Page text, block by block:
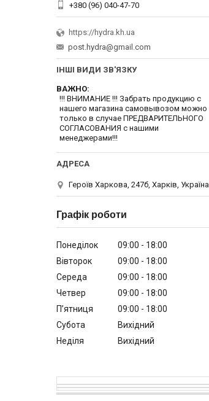
+380 (96) 040-47-70
https://hydra.kh.ua
post.hydra@gmail.com
ІНШІ ВИДИ ЗВ'ЯЗКУ
ВАЖНО
!!! ВНИМАНИЕ !!! Забрать продукцию с
нашего магазина самовывозом можно
только в случае ПРЕДВАРИТЕЛЬНОГО
СОГЛАСОВАНИЯ с нашими
менеджерами!!!
Героїв Харкова, 247б, Харків, Україна
Графік роботи
Понеділок 09:00
18:00
Вівторок
09:00
18:00
Середа
09:00
18:00
Четвер
09:00
18:00
Пʼятниця
09:00
18:00
Субота
Вихідний
Неділя
Вихідний